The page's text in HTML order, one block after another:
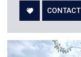
CONTACT